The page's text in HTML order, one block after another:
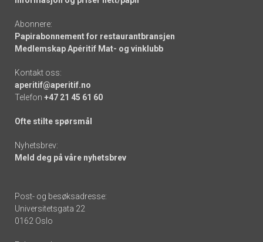
Abonnere:
Papirabonnement for restaurantbransjen
Medlemskap Apéritif Mat- og vinklubb
Kontakt oss:
aperitif@aperitif.no
Telefon +47 21 45 61 60
Ofte stilte spørsmål
Nyhetsbrev:
Meld deg på våre nyhetsbrev
Post- og besøksadresse:
Universitetsgata 22
0162 Oslo